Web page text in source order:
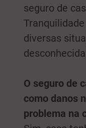
seguro de
diversas
O seguro de
como danos
problema na